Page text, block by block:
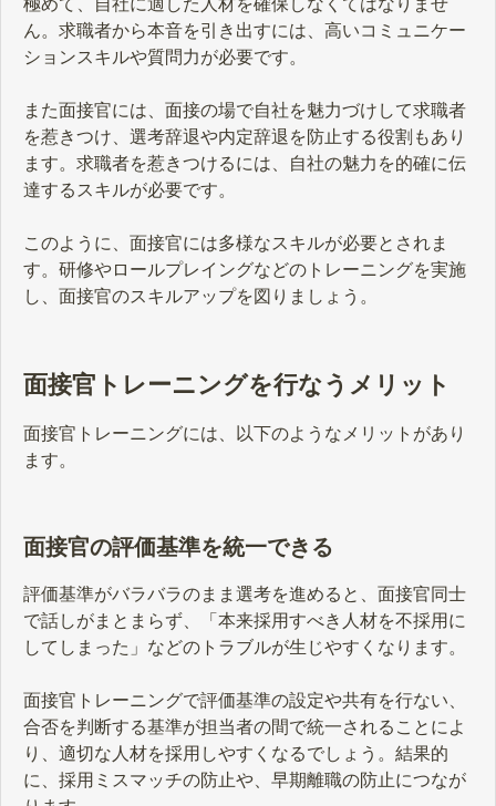
極めて、自社に適した人材を確保しなくてはなりませ
ん。求職者から本音を引き出すには、高いコミュニケー
ションスキルや質問力が必要です。
また面接官には、面接の場で自社を魅力づけして求職者
を惹きつけ、選考辞退や内定辞退を防止する役割もあり
ます。求職者を惹きつけるには、自社の魅力を的確に伝
達するスキルが必要です。
このように、面接官には多様なスキルが必要とされま
す。研修やロールプレイングなどのトレーニングを実施
し、面接官のスキルアップを図りましょう。
面接官トレーニングを行なうメリット
面接官トレーニングには、以下のようなメリットがあり
ます。
面接官の評価基準を統一できる
評価基準がバラバラのまま選考を進めると、面接官同士
で話しがまとまらず、「本来採用すべき人材を不採用に
してしまった」などのトラブルが生じやすくなります。
面接官トレーニングで評価基準の設定や共有を行ない、
合否を判断する基準が担当者の間で統一されることによ
り、適切な人材を採用しやすくなるでしょう。結果的
に、採用ミスマッチの防止や、早期離職の防止につなが